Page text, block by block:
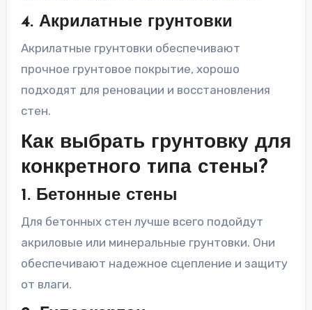
4. Акрилатные грунтовки
Акрилатные грунтовки обеспечивают
прочное грунтовое покрытие, хорошо
подходят для реновации и восстановления
стен.
Как выбрать грунтовку для
конкретного типа стены?
1. Бетонные стены
Для бетонных стен лучше всего подойдут
акриловые или минеральные грунтовки. Они
обеспечивают надежное сцепление и защиту
от влаги.